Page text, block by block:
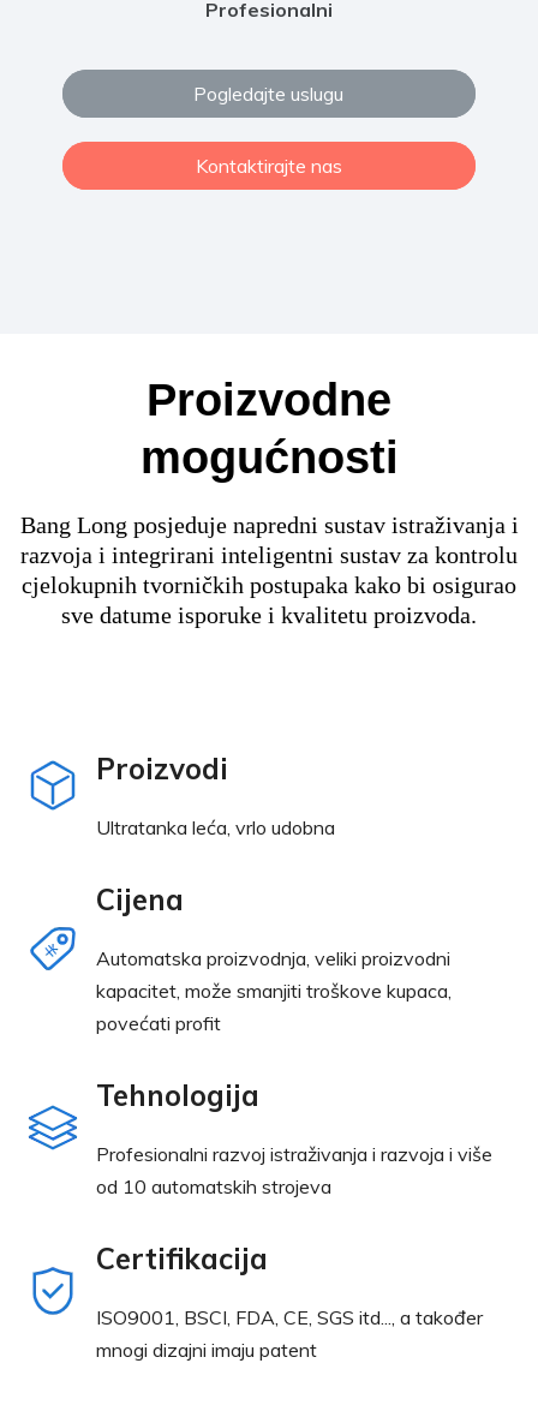
Profesionalni
Pogledajte uslugu
Kontaktirajte nas
Proizvodne
mogućnosti
Bang Long posjeduje napredni sustav istraživanja i
razvoja i integrirani inteligentni sustav za kontrolu
cjelokupnih tvorničkih postupaka kako bi osigurao
sve datume isporuke i kvalitetu proizvoda.
Proizvodi
Ultratanka leća, vrlo udobna
Cijena
Automatska proizvodnja, veliki proizvodni
kapacitet, može smanjiti troškove kupaca,
povećati profit
Tehnologija
Profesionalni razvoj istraživanja i razvoja i više
od 10 automatskih strojeva
Certifikacija
ISO9001, BSCI, FDA, CE, SGS itd..., a također
mnogi dizajni imaju patent